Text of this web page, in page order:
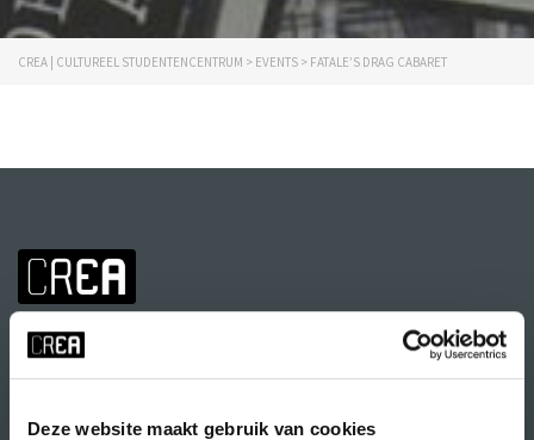
Deze website maakt gebruik van cookies
CREA | CULTUREEL STUDENTENCENTRUM > EVENTS > FATALE’S DRAG CABARET